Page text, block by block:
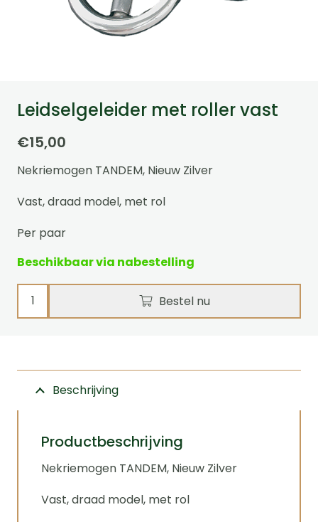
Leidselgeleider met roller vast
€15,00
Nekriemogen TANDEM, Nieuw Zilver
Vast, draad model, met rol
Per paar
Beschikbaar via nabestelling
Leidselgeleider
met
aantal
Bestel nu
Beschrijving
Productbeschrijving
Nekriemogen TANDEM, Nieuw Zilver
Vast, draad model, met rol